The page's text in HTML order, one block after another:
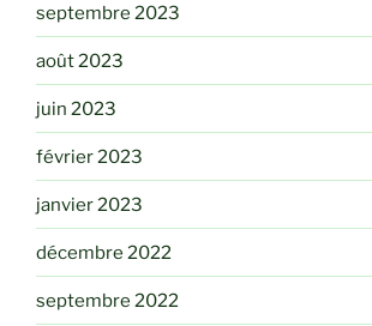
septembre 2023
août 2023
juin 2023
février 2023
janvier 2023
décembre 2022
septembre 2022